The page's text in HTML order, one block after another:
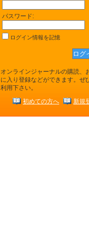
パスワード:
ログイン情報を記憶
オンラインジャーナルの購読、
に入り登録などができます。ぜ
利用下さい。
初めての方へ 新規